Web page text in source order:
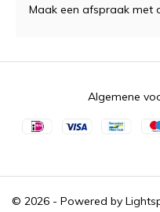
Maak een afspraak met
© 2026 - Powered by
Algemene